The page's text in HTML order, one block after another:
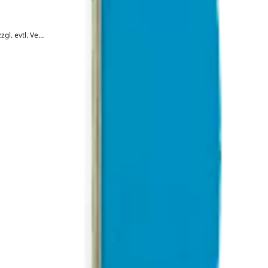
3.087,60 € / Stück inkl. 20 % MwSt., zzgl. evtl. Versandkosten